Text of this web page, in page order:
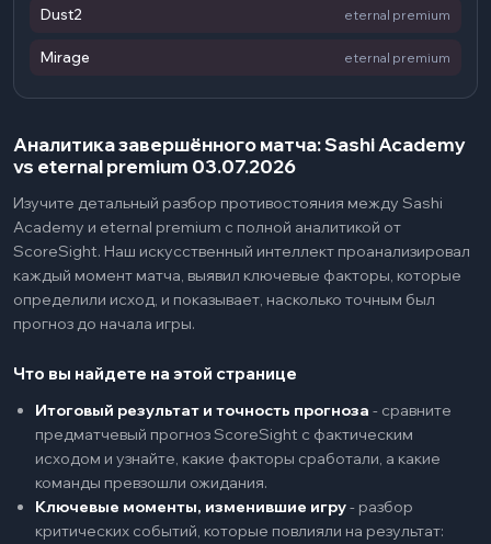
Dust2 eternal premium
Mirage eternal premium
Аналитика завершённого матча: Sashi Academy
vs eternal premium 03.07.2026
Изучите детальный разбор противостояния между Sashi
Academy и eternal premium с полной аналитикой от
ScoreSight. Наш искусственный интеллект проанализировал
каждый момент матча, выявил ключевые факторы, которые
определили исход, и показывает, насколько точным был
прогноз до начала игры.
Что вы найдете на этой странице
Итоговый результат и точность прогноза - сравните
предматчевый прогноз ScoreSight с фактическим
исходом и узнайте, какие факторы сработали, а какие
команды превзошли ожидания.
Ключевые моменты, изменившие игру- разбор
критических событий, которые повлияли на результат: